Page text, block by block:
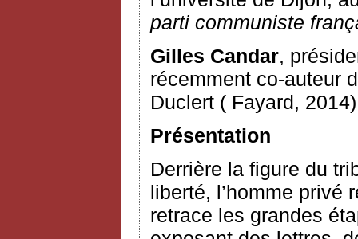
parti communiste
Gilles Candar,
récemment co-auteur
Duclert ( Fayard, 2014)
Présentation
Derrière la figure du
liberté, l’homme privé
retrace les grandes